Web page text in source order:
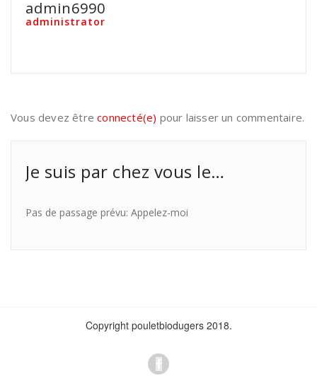
admin6990
administrator
Vous devez êtreconnecté(e) pour laisser un commentaire.
Je suis par chez vous le…
Pas de passage prévu: Appelez-moi
Copyright pouletbiodugers 2018.